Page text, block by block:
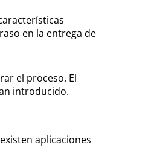
en la entrega de
el proceso. El
introducido.
aplicaciones